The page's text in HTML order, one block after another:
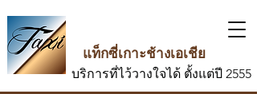
แท็กซี่เกาะช้างเอเชีย
บริการที่ไว้วางใจได้ ตั้งแต่ปี 2555